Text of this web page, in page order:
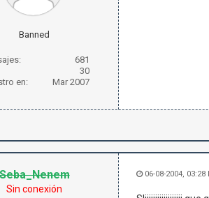
Banned
681
30
en:
Mar 2007
Sin conexión
06-08-2004, 03:28